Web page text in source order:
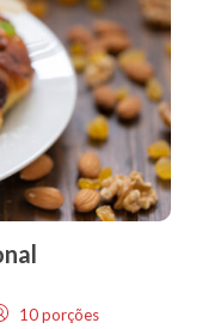
10 porções